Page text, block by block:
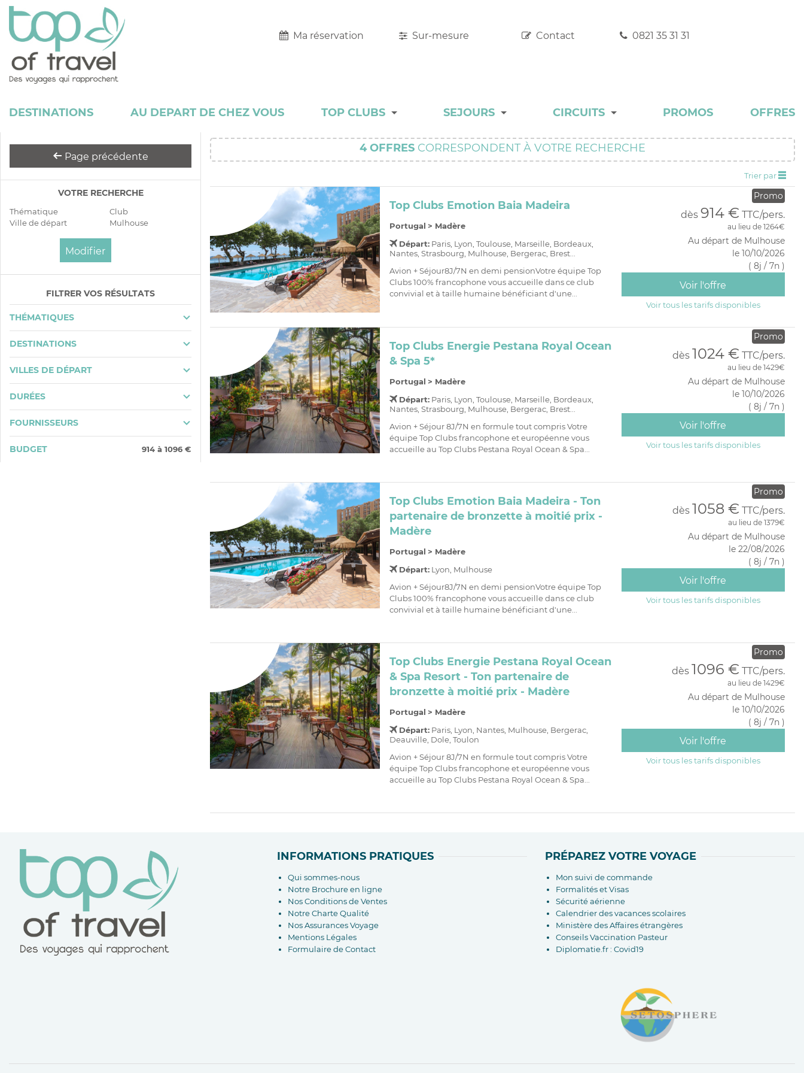
Ma réservation Sur-mesure Contact 0821 35 31 31
DESTINATIONS AU DEPART DE CHEZ VOUS TOP CLUBS
TOP CLUBS
SEJOURS
MALINS
CHARME
COLLECTION
CIRCUITS
DÉCOUVERTE
AUTOTOUR
PRIVATIF
PROMOS OFFRES
Page précédente
VOTRE RECHERCHE
Thématique
Club
Ville de départ
Mulhouse
FILTRER VOS RÉSULTATS
THÉMATIQUES
DESTINATIONS
VILLES DE DÉPART
DURÉES
FOURNISSEURS
BUDGET 914 à 1096 €
4 OFFRES CORRESPONDENT À VOTRE RECHERCHE
Trier par
Top Clubs Emotion Baia Madeira
Portugal > Madère
Départ:Paris, Lyon, Toulouse, Marseille, Bordeaux,
Nantes, Strasbourg, Mulhouse, Bergerac, Brest...
Avion + Séjour8J/7N en demi pensionVotre équipe Top
Clubs 100% francophone vous accueille dans ce club
convivial et à taille humaine bénéficiant d'une...
Promo
dès914 € TTC/pers.
au lieu de 1264€
Au départ de Mulhouse
le 10/10/2026
( 8j / 7n )
Voir l'offre
Voir tous les tarifs disponibles
Top Clubs Energie Pestana Royal Ocean
& Spa 5*
Portugal > Madère
Départ:Paris, Lyon, Toulouse, Marseille, Bordeaux,
Nantes, Strasbourg, Mulhouse, Bergerac, Brest...
Avion + Séjour 8J/7N en formule tout compris Votre
équipe Top Clubs francophone et européenne vous
accueille au Top Clubs Pestana Royal Ocean & Spa...
Promo
dès 1024 € TTC/pers.
au lieu de 1429€
Au départ de Mulhouse
le 10/10/2026
( 8j / 7n )
Voir l'offre
Voir tous les tarifs disponibles
Top Clubs Emotion Baia Madeira - Ton
partenaire de bronzette à moitié prix -
Madère
Portugal > Madère
Départ:Lyon, Mulhouse
Avion + Séjour8J/7N en demi pensionVotre équipe Top
Clubs 100% francophone vous accueille dans ce club
convivial et à taille humaine bénéficiant d'une...
Promo
dès 1058 € TTC/pers.
au lieu de 1379€
Au départ de Mulhouse
le 22/08/2026
( 8j / 7n )
Voir l'offre
Voir tous les tarifs disponibles
Top Clubs Energie Pestana Royal Ocean
& Spa Resort - Ton partenaire de
bronzette à moitié prix - Madère
Portugal > Madère
Départ:Paris, Lyon, Nantes, Mulhouse, Bergerac,
Deauville, Dole, Toulon
Avion + Séjour 8J/7N en formule tout compris Votre
équipe Top Clubs francophone et européenne vous
accueille au Top Clubs Pestana Royal Ocean & Spa...
Promo
dès 1096 € TTC/pers.
au lieu de 1429€
Au départ de Mulhouse
le 10/10/2026
( 8j / 7n )
Voir l'offre
Voir tous les tarifs disponibles
INFORMATIONS PRATIQUES
Qui sommes-nous
Notre Brochure en ligne
Nos Conditions de Ventes
Notre Charte Qualité
Nos Assurances Voyage
Mentions Légales
Formulaire de Contact
PRÉPAREZ VOTRE VOYAGE
Mon suivi de commande
Formalités et Visas
Sécurité aérienne
Calendrier des vacances scolaires
Ministère des Affaires étrangères
Conseils Vaccination Pasteur
Diplomatie.fr : Covid19